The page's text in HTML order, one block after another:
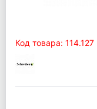
Код товара: 114.127